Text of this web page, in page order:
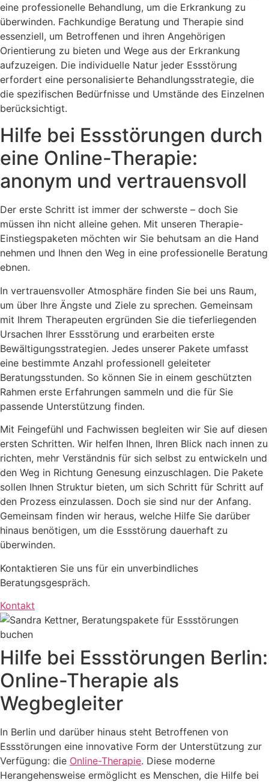
eine professionelle Behandlung, um die Erkrankung zu
überwinden. Fachkundige Beratung und Therapie sind
essenziell, um Betroffenen und ihren Angehörigen
Orientierung zu bieten und Wege aus der Erkrankung
aufzuzeigen. Die individuelle Natur jeder Essstörung
erfordert eine personalisierte Behandlungsstrategie, die
die spezifischen Bedürfnisse und Umstände des Einzelnen
berücksichtigt.
Hilfe bei Essstörungen durch
eine Online-Therapie:
anonym und vertrauensvoll
Der erste Schritt ist immer der schwerste – doch Sie
müssen ihn nicht alleine gehen. Mit unseren Therapie-
Einstiegspaketen möchten wir Sie behutsam an die Hand
nehmen und Ihnen den Weg in eine professionelle Beratung
ebnen.
In vertrauensvoller Atmosphäre finden Sie bei uns Raum,
um über Ihre Ängste und Ziele zu sprechen. Gemeinsam
mit Ihrem Therapeuten ergründen Sie die tieferliegenden
Ursachen Ihrer Essstörung und erarbeiten erste
Bewältigungsstrategien. Jedes unserer Pakete umfasst
eine bestimmte Anzahl professionell geleiteter
Beratungsstunden. So können Sie in einem geschützten
Rahmen erste Erfahrungen sammeln und die für Sie
passende Unterstützung finden.
Mit Feingefühl und Fachwissen begleiten wir Sie auf diesen
ersten Schritten. Wir helfen Ihnen, Ihren Blick nach innen zu
richten, mehr Verständnis für sich selbst zu entwickeln und
den Weg in Richtung Genesung einzuschlagen. Die Pakete
sollen Ihnen Struktur bieten, um sich Schritt für Schritt auf
den Prozess einzulassen. Doch sie sind nur der Anfang.
Gemeinsam finden wir heraus, welche Hilfe Sie darüber
hinaus benötigen, um die Essstörung dauerhaft zu
überwinden.
Kontaktieren Sie uns für ein unverbindliches
Beratungsgespräch.
Kontakt
Hilfe bei Essstörungen Berlin:
Online-Therapie als
Wegbegleiter
In Berlin und darüber hinaus steht Betroffenen von
Essstörungen eine innovative Form der Unterstützung zur
Verfügung: die Online-Therapie. Diese moderne
Herangehensweise ermöglicht es Menschen, die Hilfe bei